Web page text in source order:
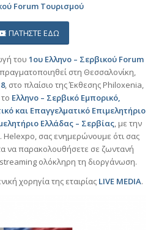
Forum Τουρισμού
ΠΑΤΗΣΤΕ ΕΔΩ
του 1ου Ελληνο – Σερβικού Forum
στη Θεσσαλονίκη,
, στο πλαίσιο της Έκθεσης Philoxenia,
Ελληνο – Σερβικό Εμπορικό,
και Επαγγελματικό Επιμελητήριο
Ελλάδας – Σερβίας, με την
Helexpo, σας ενημερώνουμε ότι σας
να παρακολουθήσετε σε ζωντανή
ολόκληρη τη διοργάνωση.
χορηγία της εταιρίας LIVE MEDIA.